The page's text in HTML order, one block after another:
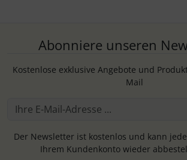
Abonniere unseren
Kostenlose exklusive Angebote und
Mail
Der Newsletter ist kostenlos und kann
Ihrem Kundenkonto wieder